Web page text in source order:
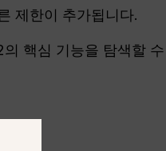
제한이 추가됩니다.
핵심 기능을 탐색할